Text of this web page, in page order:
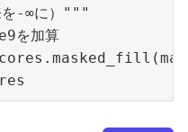
-∞に）"""
を加算